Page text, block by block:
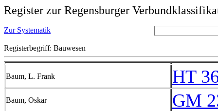
Register zur Regensburger
Zur Systematik
Registerbegriff: Bauwesen
Baum, L. Frank HT
Baum, Oskar GM